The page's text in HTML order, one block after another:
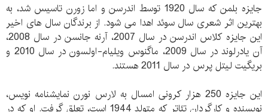
جایزه بلمن که سال 1920 توسط اندرسن و اما زورن تاسیس شد، به
بهترین اثر شعری سال سوئد اهدا می شود. از برندگان سال های اخیر
این جایزه کلاس اندرسن در سال 2007، آرنه جانسن در سال 2008،
آن یادرلوند در سال 2009، ماگنوس ویلیام-اولسون در سال 2010 و
بریگیت لیتل پرس در سال 2011 هستند.
این جایزه 250 هزار کرونی امسال به لارس نورن نمایشنامه نویس،